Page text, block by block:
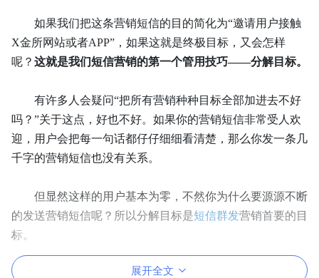
如果我们把这条营销短信的目的简化为“邀请用户接触
X金所网站或者APP”，如果这就是终极目标，又会怎样
呢？ 这就是我们短信营销的第一个管用技巧——分解目标。
有许多人会疑问“把所有营销种种目标全部加进去不好
吗？”关于这点，好也不好。如果你的营销短信非常受人欢
迎，用户会把每一句话都仔仔细细看清楚，那么你发一条几
千字的营销短信也没有关系。
但显然这样的用户基本为零，不然你为什么要源源不断
的发送营销短信呢？所以分解目标是短信群发营销首要的目
标。
展开全文